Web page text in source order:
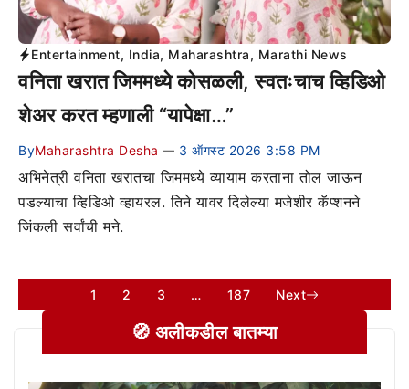
Entertainment, India, Maharashtra, Marathi News
वनिता खरात जिममध्ये कोसळली, स्वतःचाच व्हिडिओ
शेअर करत म्हणाली “यापेक्षा…”
ByMaharashtra Desha — 3 ऑगस्ट 2026 3:58 PM
अभिनेत्री वनिता खरातचा जिममध्ये व्यायाम करताना तोल जाऊन
पडल्याचा व्हिडिओ व्हायरल. तिने यावर दिलेल्या मजेशीर कॅप्शनने
जिंकली सर्वांची मने.
1 2 3 … 187 Next
🧭 अलीकडील बातम्या